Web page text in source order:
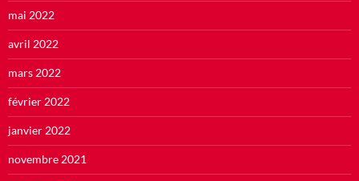
mai 2022
avril 2022
mars 2022
février 2022
janvier 2022
novembre 2021